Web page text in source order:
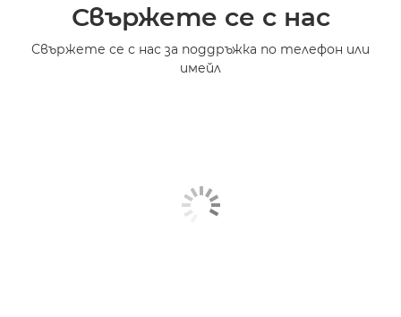
Свържете се с нас
Свържете се с нас за поддръжка по телефон или
имейл